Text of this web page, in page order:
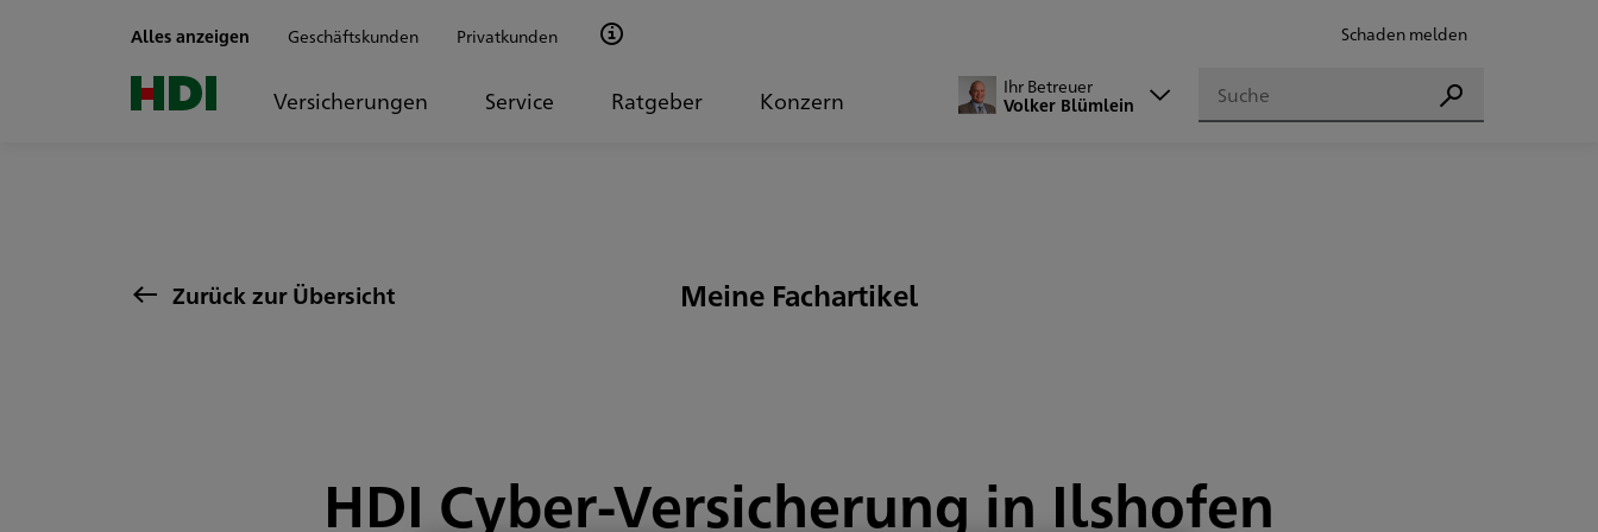
Alles anzeigen Geschäftskunden Privatkunden Schaden melden
Versicherungen Service Ratgeber Konzern
Ihr Betreuer
Volker Blümlein
Suchen
Suchen
Zurück zur Übersicht Meine Fachartikel
HDI Cyber-Versicherung in Ilshofen